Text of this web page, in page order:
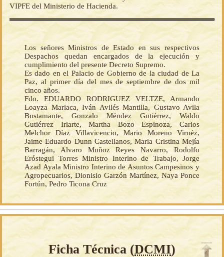
VIPFE del Ministerio de Hacienda.
Los señores Ministros de Estado en sus respectivos
Despachos quedan encargados de la ejecución y
cumplimiento del presente Decreto Supremo.
Es dado en el Palacio de Gobierno de la ciudad de La
Paz, al primer día del mes de septiembre de dos mil
cinco años.
Fdo. EDUARDO RODRIGUEZ VELTZE, Armando
Loayza Mariaca, Iván Avilés Mantilla, Gustavo Avila
Bustamante, Gonzalo Méndez Gutiérrez, Waldo
Gutiérrez Iriarte, Martha Bozo Espinoza, Carlos
Melchor Díaz Villavicencio, Mario Moreno Viruéz,
Jaime Eduardo Dunn Castellanos, Maria Cristina Mejía
Barragán, Alvaro Muñoz Reyes Navarro, Rodolfo
Eróstegui Torres Ministro Interino de Trabajo, Jorge
Azad Ayala Ministro Interino de Asuntos Campesinos y
Agropecuarios, Dionisio Garzón Martínez, Naya Ponce
Fortún, Pedro Ticona Cruz
Ficha Técnica (DCMI)